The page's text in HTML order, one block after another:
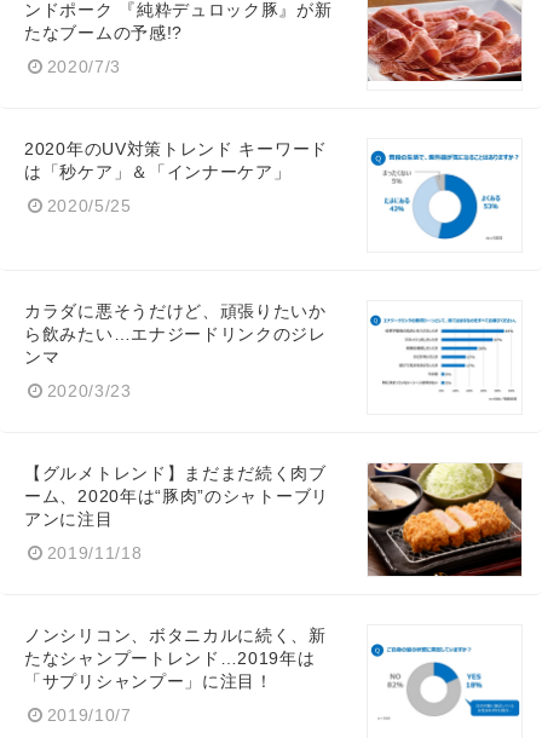
ンドポーク 『純粋デュロック豚』が新
たなブームの予感!?
2020/7/3
2020年のUV対策トレンド キーワード
は「秒ケア」＆「インナーケア」
2020/5/25
カラダに悪そうだけど、頑張りたいか
ら飲みたい…エナジードリンクのジレ
ンマ
2020/3/23
【グルメトレンド】まだまだ続く肉ブ
ーム、2020年は“豚肉”のシャトーブリ
アンに注目
2019/11/18
ノンシリコン、ボタニカルに続く、新
たなシャンプートレンド…2019年は
「サプリシャンプー」に注目！
2019/10/7